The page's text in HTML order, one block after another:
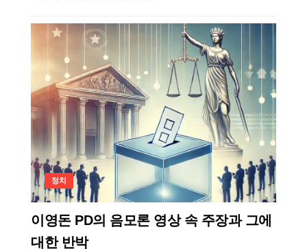
정치
이영돈 PD의 음모론 영상 속 주장과 그에
대한 반박